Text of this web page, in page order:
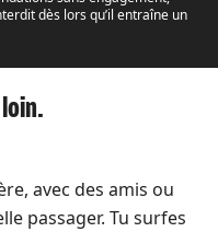
dès lors qu’il entraîne un
avec des amis ou
passager. Tu surfes